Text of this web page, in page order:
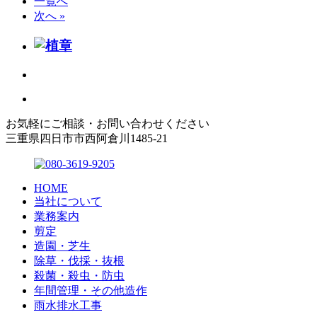
次へ »
お気軽にご相談・お問い合わせください
三重県四日市市西阿倉川1485-21
HOME
当社について
業務案内
剪定
造園・芝生
除草・伐採・抜根
殺菌・殺虫・防虫
年間管理・その他造作
雨水排水工事